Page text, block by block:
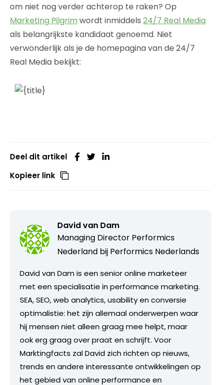
om niet nog verder achterop te raken? Op
Marketing Pilgrim wordt inmiddels 24/7 Real Media
als belangrijkste kandidaat genoemd. Niet
verwonderlijk als je de homepagina van de 24/7
Real Media bekijkt:
Deel dit artikel
Kopieer link
David van Dam
Managing Director Performics
Nederland bij Performics Nederlands
David van Dam is een senior online marketeer
met een specialisatie in performance marketing.
SEA, SEO, web analytics, usability en conversie
optimalistie: het zijn allemaal onderwerpen waar
hij mensen niet alleen graag mee helpt, maar
ook erg graag over praat en schrijft. Voor
Marktingfacts zal David zich richten op nieuws,
trends en andere interessante ontwikkelingen op
het gebied van online performance en